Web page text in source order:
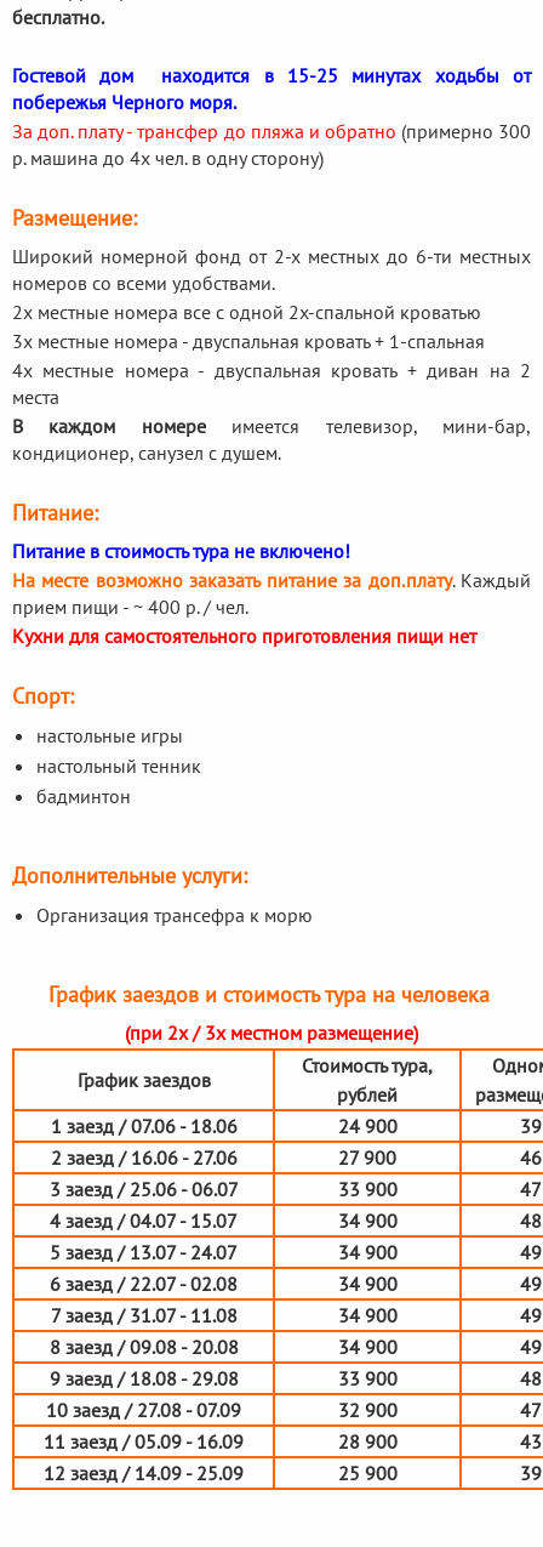
бесплатно.
Гостевой дом находится в 15-25 минутах ходьбы от
побережья Черного моря.
За доп. плату - трансфер до пляжа и обратно (примерно 300
р. машина до 4х чел. в одну сторону)
Размещение:
Широкий номерной фонд от 2-х местных до 6-ти местных
номеров со всеми удобствами.
2х местные номера все с одной 2х-спальной кроватью
3х местные номера - двуспальная кровать + 1-спальная
4х местные номера - двуспальная кровать + диван на 2
места
В каждом номереимеется телевизор, мини-бар,
кондиционер, санузел с душем.
Питание:
Питание в стоимость тура не включено!
На месте возможно заказать питание за доп.плату. Каждый
прием пищи - ~ 400 р. / чел.
Кухни для самостоятельного приготовления пищи нет
Спорт:
настольные игры
настольный тенник
бадминтон
Дополнительные услуги:
Организация трансефра к морю
График заездов и стоимость тура на человека
(при 2х / 3х местном размещение)
График заездов
Стоимость тура,
рублей
1 заезд / 07.06 - 18.06
24 900
2 заезд / 16.06 - 27.06
27 900
3 заезд / 25.06 - 06.07
33 900
4 заезд / 04.07 - 15.07
34 900
5 заезд / 13.07 - 24.07
34 900
6 заезд / 22.07 - 02.08
34 900
7 заезд / 31.07 - 11.08
34 900
8 заезд / 09.08 - 20.08
34 900
9 заезд / 18.08 - 29.08
33 900
10 заезд / 27.08 - 07.09
32 900
11 заезд / 05.09 - 16.09
28 900
12 заезд / 14.09 - 25.09
25 900